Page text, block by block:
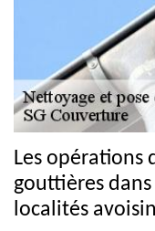
Les opérations
gouttières
localités